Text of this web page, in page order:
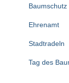
Baumschutz
Ehrenamt
Stadtradeln
Tag des